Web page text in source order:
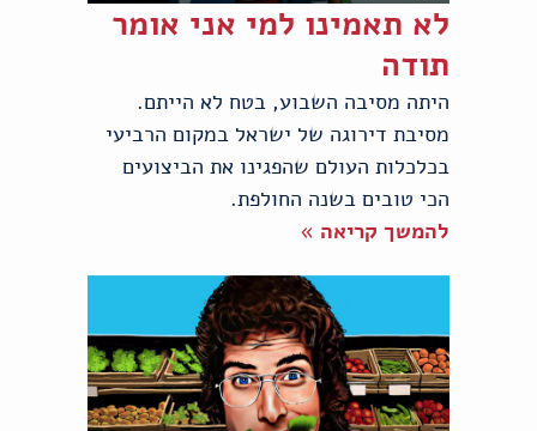
לא תאמינו למי אני אומר
תודה
היתה מסיבה השבוע, בטח לא הייתם.
מסיבת דירוגה של ישראל במקום הרביעי
בכלכלות העולם שהפגינו את הביצועים
הכי טובים בשנה החולפת.
להמשך קריאה »